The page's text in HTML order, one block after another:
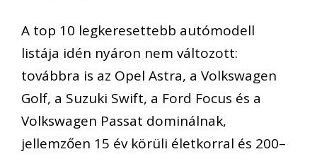
A top 10 legkeresettebb autómodell
listája idén nyáron nem változott:
továbbra is az Opel Astra, a Volkswagen
Golf, a Suzuki Swift, a Ford Focus és a
Volkswagen Passat dominálnak,
jellemzően 15 év körüli életkorral és 200–